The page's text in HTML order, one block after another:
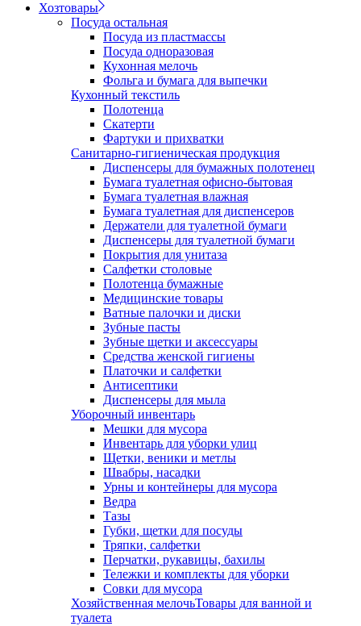
Хозтовары
Посуда остальная
Посуда из пластмассы
Посуда одноразовая
Кухонная мелочь
Фольга и бумага для выпечки
Кухонный текстиль
Полотенца
Скатерти
Фартуки и прихватки
Санитарно-гигиеническая продукция
Диспенсеры для бумажных полотенец
Бумага туалетная офисно-бытовая
Бумага туалетная влажная
Бумага туалетная для диспенсеров
Держатели для туалетной бумаги
Диспенсеры для туалетной бумаги
Покрытия для унитаза
Салфетки столовые
Полотенца бумажные
Медицинские товары
Ватные палочки и диски
Зубные пасты
Зубные щетки и аксессуары
Средства женской гигиены
Платочки и салфетки
Антисептики
Диспенсеры для мыла
Уборочный инвентарь
Мешки для мусора
Инвентарь для уборки улиц
Щетки, веники и метлы
Швабры, насадки
Урны и контейнеры для мусора
Ведра
Тазы
Губки, щетки для посуды
Тряпки, салфетки
Перчатки, рукавицы, бахилы
Тележки и комплекты для уборки
Совки для мусора
Хозяйственная мелочьТовары для ванной и
туалета